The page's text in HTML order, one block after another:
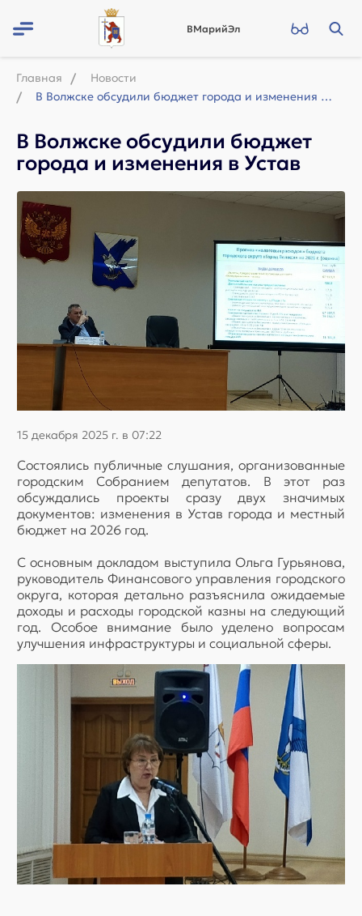
ВМарийЭл
Главная
Новости
В Волжске обсудили бюджет города и изменения в Устав
В Волжске обсудили бюджет
города и изменения в Устав
15 декабря 2025 г. в 07:22
Состоялись публичные слушания, организованные
городским Собранием депутатов. В этот раз
обсуждались проекты сразу двух значимых
документов: изменения в Устав города и местный
бюджет на 2026 год.
С основным докладом выступила Ольга Гурьянова,
руководитель Финансового управления городского
округа, которая детально разъяснила ожидаемые
доходы и расходы городской казны на следующий
год. Особое внимание было уделено вопросам
улучшения инфраструктуры и социальной сферы.